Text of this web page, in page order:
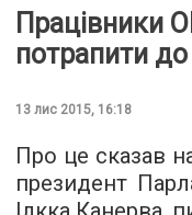
Працівники
потрапити
13 лис 2015, 16:18
Про це сказав
президент